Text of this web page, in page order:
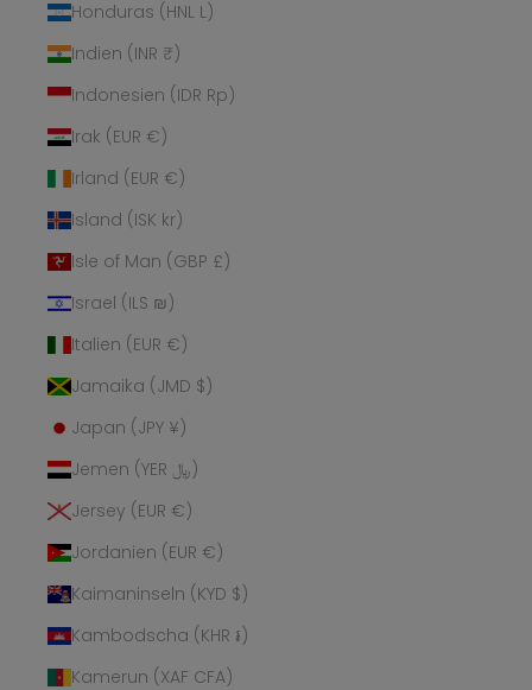
Honduras (HNL L)
Indien (INR ₹)
Indonesien (IDR Rp)
Irak (EUR €)
Irland (EUR €)
Island (ISK kr)
Isle of Man (GBP £)
Israel (ILS ₪)
Italien (EUR €)
Jamaika (JMD $)
Japan (JPY ¥)
Jemen (YER ﷼)
Jersey (EUR €)
Jordanien (EUR €)
Kaimaninseln (KYD $)
Kambodscha (KHR ៛)
Kamerun (XAF CFA)